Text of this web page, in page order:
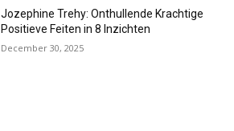
Jozephine Trehy: Onthullende Krachtige
Positieve Feiten in 8 Inzichten
December 30, 2025